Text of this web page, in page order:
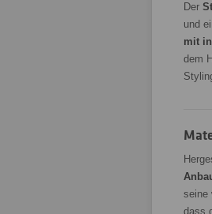
Der
und
mit
dem
seine
dass